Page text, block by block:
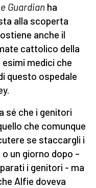
Guardian ha
alla scoperta
anche il
cattolico della
medici che
questo ospedale
sé che i genitori
che comunque
se staccargli i
un giorno dopo –
i genitori - ma
Alfie doveva